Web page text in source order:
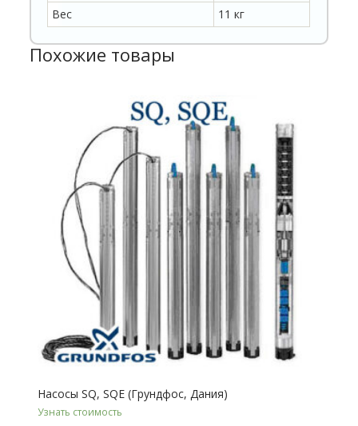
Вес
11 кг
Похожие товары
Насосы SQ, SQE (Грундфос, Дания)
Узнать стоимость